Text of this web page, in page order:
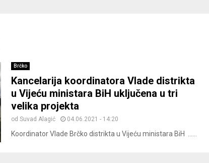
Brčko
Kancelarija koordinatora Vlade distrikta
u Vijeću ministara BiH uključena u tri
velika projekta
od Suvad Alagić 04.06.2021 - 14:20
Koordinator Vlade Brčko distrikta u Vijeću ministara BiH ......